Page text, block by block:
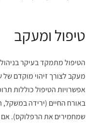
טיפול ומעקב
הטיפול מתמקד בעיקר
מעקב לצורך זיהוי מוקדם של
אפשרויות הטיפול כוללות
באורח החיים (ירידה
שמחמירים את הרפלוקס).